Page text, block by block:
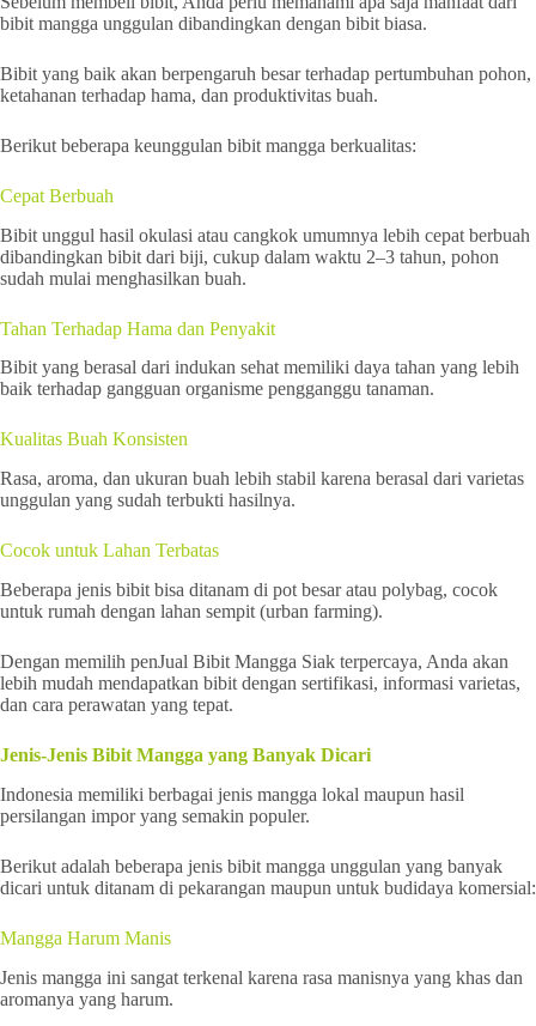
bibit mangga unggulan dibandingkan dengan bibit biasa.
Bibit yang baik akan berpengaruh besar terhadap pertumbuhan pohon,
ketahanan terhadap hama, dan produktivitas buah.
Berikut beberapa keunggulan bibit mangga berkualitas:
Cepat Berbuah
Bibit unggul hasil okulasi atau cangkok umumnya lebih cepat berbuah
dibandingkan bibit dari biji, cukup dalam waktu 2–3 tahun, pohon
sudah mulai menghasilkan buah.
Tahan Terhadap Hama dan Penyakit
Bibit yang berasal dari indukan sehat memiliki daya tahan yang lebih
baik terhadap gangguan organisme pengganggu tanaman.
Kualitas Buah Konsisten
Rasa, aroma, dan ukuran buah lebih stabil karena berasal dari varietas
unggulan yang sudah terbukti hasilnya.
Cocok untuk Lahan Terbatas
Beberapa jenis bibit bisa ditanam di pot besar atau polybag, cocok
untuk rumah dengan lahan sempit (urban farming).
Dengan memilih penJual Bibit Mangga Siak terpercaya, Anda akan
lebih mudah mendapatkan bibit dengan sertifikasi, informasi varietas,
dan cara perawatan yang tepat.
Jenis-Jenis Bibit Mangga yang Banyak Dicari
Indonesia memiliki berbagai jenis mangga lokal maupun hasil
persilangan impor yang semakin populer.
Berikut adalah beberapa jenis bibit mangga unggulan yang banyak
dicari untuk ditanam di pekarangan maupun untuk budidaya komersial:
Mangga Harum Manis
Jenis mangga ini sangat terkenal karena rasa manisnya yang khas dan
aromanya yang harum.